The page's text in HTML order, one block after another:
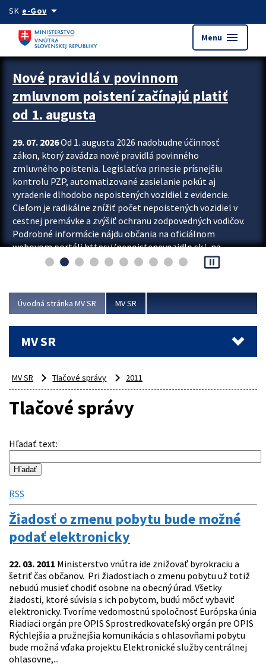
Preskocit na hlavný obsah
SK e-Govarrow_drop_down
Menu menu
Zastavit automatický posun upútavok
Nové pravidlá v povinnom
zmluvnom poistení začínajú platiť
od 1. augusta
29. 07. 2026Od 1. augusta 2026 nadobudne účinnosť
zákon, ktorý zavádza nové pravidlá povinného
zmluvného poistenia. Legislatíva prinesie prísnejšiu
kontrolu PZP, automatizované zasielanie pokút aj
vyradenie dlhodobo nepoistených vozidiel z evidencie.
Cieľom je radikálne znížiť počet nepoistených vozidiel v
cestnej premávke a zvýšiť ochranu zodpovedných vodičov.
Podrobné informácie nájdu občania na oficiálnom
webovom portáli https://nepoistenevozidlo.sk/, na
ktorom od augusta pribudne aj možnosť overiť si...
pause_presentation
Úvodná stránka MV SR MV SR
MV SR
MV SR Tlačové správy 2011
Tlačové správy
Hľadať text:
RSS
Žiadosť o zmenu pobytu bude možné
podať elektronicky
22. 03. 2011 Ministerstvo vnútra ide znižovať byrokraciu a
šetriť čas občanov. Pri žiadostiach o zmenu pobytu už totiž
nebudú musieť chodiť osobne na obecný úrad. Všetky
žiadosti, ktoré súvisia s ich pobytom, budú môcť vybaviť
elektronicky. Tvoríme vedomostnú spoločnosť Európska únia
Riadiaci orgán pre OPIS Sprostredkovateľský orgán pre OPIS
Rýchlejšia a pružnejšia komunikácia s ohlasovňami pobytu
bude možná vďaka projektu Elektronické služby centrálnej
ohlasovne,...